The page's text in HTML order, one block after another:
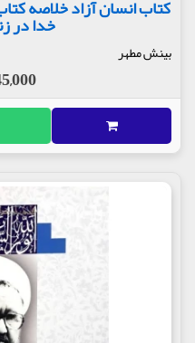
کتاب انسان آزاد خلاصه
خدا در
بینش مطهر
145,000